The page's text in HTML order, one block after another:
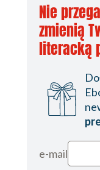
Nie
zmienią
literacką
e-mail